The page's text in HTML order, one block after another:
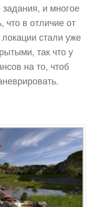
и многое
что в отличие от
стали уже
так что у
на то, чтоб